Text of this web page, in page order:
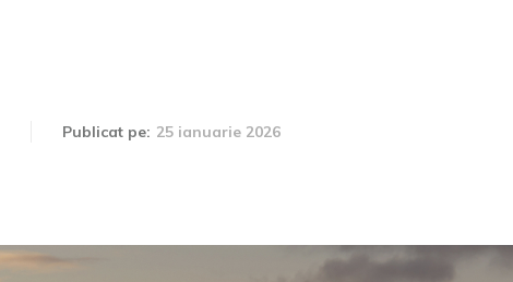
Publicat pe: 25 ianuarie 2026